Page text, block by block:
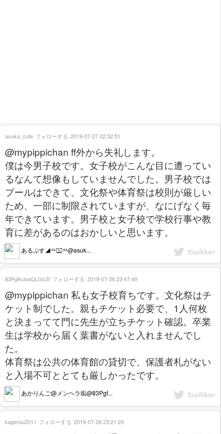
@mypippichan ff外から失礼します。
僕は今男子校です。女子校がこんな目に遭ってい
るなんて想像もしていませんでした。男子校では
プールはできて、文化祭や体育祭は校則が厳しい
ため、一部に制限されていますが、なにげなく毎
年できています。男子校と女子校で学校行事や教
育に差があるのはおかしいと思います。
あるぷす◢⁴⁶◢͟￨⁴⁶@asuk...
asuka_cute フォローする 2019-07-27 02:32:51
@mypippichan 私も女子校育ちです。文化祭はチ
ケット制でした。親もチケット必要で、1人何枚
と決まってて門に先生が立ちチケット確認。卒業
生は学校から届く葉書がないと入れませんでし
た。
体育祭は公共の体育館の貸切で、保護者札がない
と入場不可ととても厳しかったです。
あかりんご@メンヘラ垢@83Pgf...
83PgfkubaQLGc2I フォローする 2019-07-26 23:47:49
kagerou2011 フォローする 2019-07-26 23:21:29